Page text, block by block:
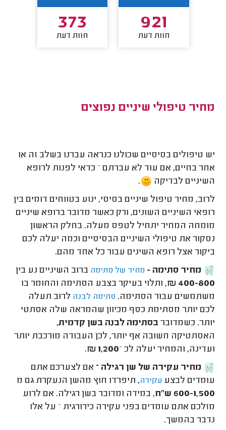
921
חוות דעת
373
חוות דעת
מחיר טיפולי שיניים נפוצים
יש טיפולים בסיסיים שכולנו כנראה עברנו בשלב זה או
אחר בחיים, אם עוד לא עברתם – כדאי לפנות לרופא
השיניים לבדיקה
.
לרוב, מחיר טיפול שיניים בסיסי, ינוע בטווחים דומים בין
רופאי השיניים השונים, ורק כאשר מדובר ברופא שיניים
מומחה המחיר יתחיל לטפס מעלה. בחלק הראשון
נסקור את טיפולי השיניים הבסיסיים וכמה יעלה לכם
ביקור אצל רופא השינים עבור כל אחד מהם.
מחיר סתימה - מחיר של סתימה ברוב השיניים נע בין
400-800 ₪
, ותלוי בעיקר בצבע הסתימה והחומר בו
משתמשים עבור הסתימה. סתימה לבנה לרוב תעלה
לכם יותר מסתימת כסף מכיוון שהמראה שלה אסתטי
יותר. כשמדובר בסתימה לבנה בשן קדמית,
האסתטיקה חשובה אף יותר, לכן העבודה מורכבת יותר
ועדינה, והמחיר יעלה לכ –1,200 ₪
.
מחיר עקירה של שן רגילה – אם לצערכם אתם
עומדים לבצע עקירה, תיפרדו חוץ מהשן הנעקרת גם מ
600-1,500 ש"ח
, במידה ומדובר בשן רגילה. אם לרוע
מזלכם אתם עומדים בפני עקירה כירורגית – על אלו
נדבר בהמשך.